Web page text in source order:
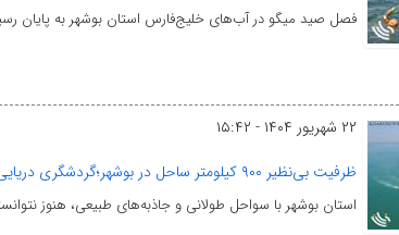
فصل صید میگو در آب‌های خلیج‌فارس استان بوشهر به پایان
۲۲ شهریور ۱۴۰۴ - ۱۵:۴۲
ظرفیت بی‌نظیر ۹۰۰ کیلومتر ساحل در بوشهر؛گردشگری دریایی مغفول مانده است
استان بوشهر با سواحل طولانی و جاذبه‌های طبیعی، هنوز